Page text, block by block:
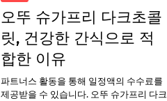
오뚜 슈가프리 다크초콜
릿, 건강한 간식으로 적
합한 이유
파트너스 활동을 통해 일정액의 수수료를
제공받을 수 있습니다. 오뚜 슈가프리 다크